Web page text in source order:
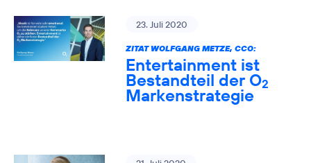
23. Juli 2020
ZITAT WOLFGANG METZE, CCO:
Entertainment ist
Bestandteil der O2
Markenstrategie